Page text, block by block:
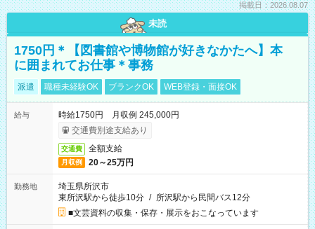
掲載日：2026.08.07
未読
1750円＊【図書館や博物館が好きなかたへ】本
に囲まれてお仕事＊事務
派遣 職種未経験OK ブランクOK WEB登録・面接OK
給与
時給1750円 月収例 245,000円
交通費別途支給あり
交通費 全額支給
月収例 20～25万円
勤務地
埼玉県所沢市
東所沢駅から徒歩10分 / 所沢駅から民間バス12分
■文芸資料の収集・保存・展示をおこなっています